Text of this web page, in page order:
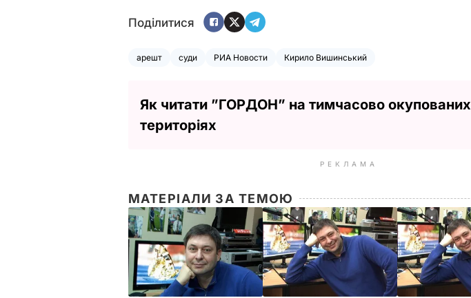
Поділитися
арешт суди РИА Новости Кирило Вишинський
Як читати ”ГОРДОН” на тимчасово окупованих
територіях
РЕКЛАМА
МАТЕРІАЛИ ЗА ТЕМОЮ